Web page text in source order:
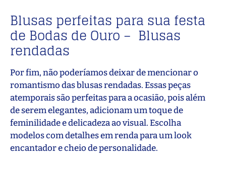
Blusas perfeitas para sua festa
de Bodas de Ouro – Blusas
rendadas
Por fim, não poderíamos deixar de mencionar o
romantismo das blusas rendadas. Essas peças
atemporais são perfeitas para a ocasião, pois além
de serem elegantes, adicionam um toque de
feminilidade e delicadeza ao visual. Escolha
modelos com detalhes em renda para um look
encantador e cheio de personalidade.